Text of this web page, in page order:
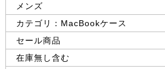
メンズ
カテゴリ：MacBookケース
セール商品
在庫無し含む